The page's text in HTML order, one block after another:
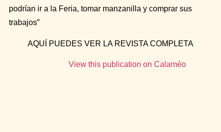
podrían ir a la Feria, tomar manzanilla y comprar sus
trabajos”
AQUÍ PUEDES VER LA REVISTA COMPLETA
View this publication on Calaméo